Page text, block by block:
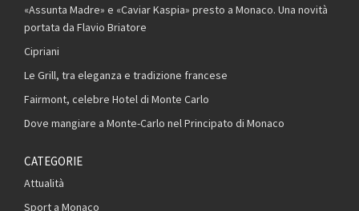
«Assunta Madre» e «Caviar Kaspia» presto a Monaco. Una novità
portata da Flavio Briatore
Cipriani
Le Grill, tra eleganza e tradizione francese
Fairmont, celebre Hotel di Monte Carlo
Dove mangiare a Monte-Carlo nel Principato di Monaco
CATEGORIE
Attualità
Sport a Monaco